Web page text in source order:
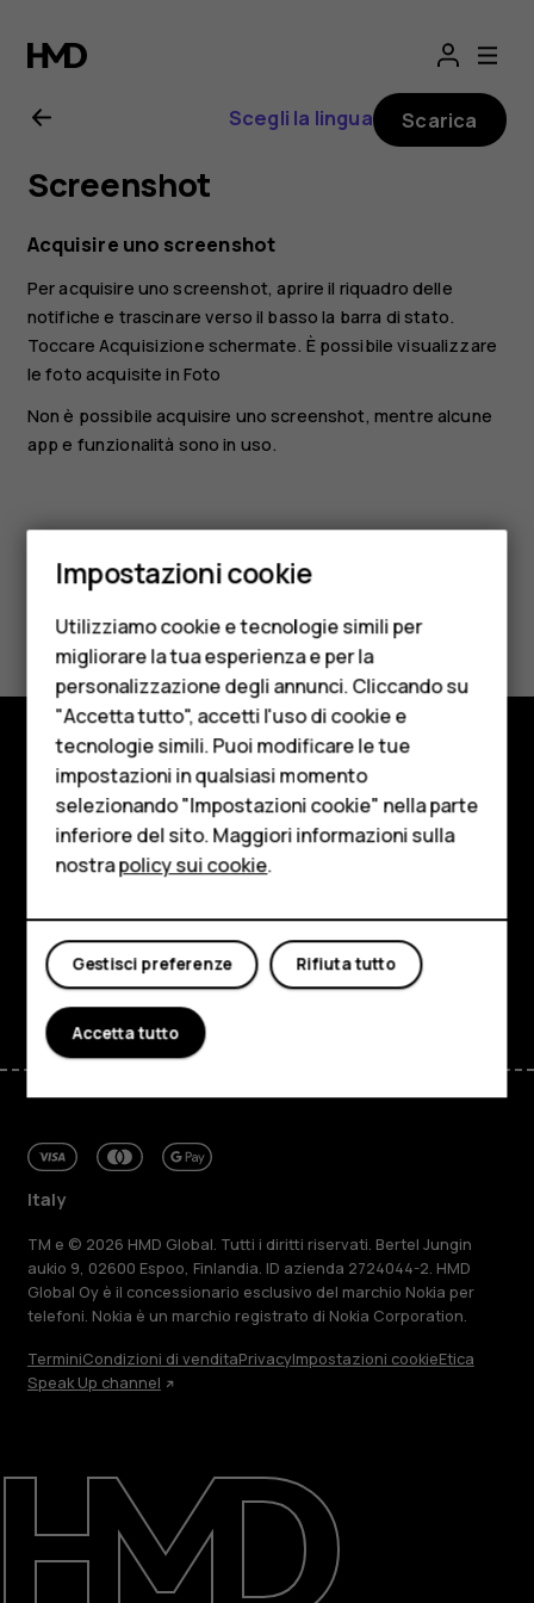
Manuale
d’uso
del
Nokia
8.1
Smartphone
Cellulari
Telefoni per anziani
Accessori
HMD Terra M
Per le imprese
Tablet
Negozio
Il mio account
Ripara, riutilizza, ricicla
Sostenibilità
Assistenza
Scegli la lingua Scarica
Screenshot
Acquisire uno screenshot
Per acquisire uno screenshot, aprire il riquadro delle
notifiche e trascinare verso il basso la barra di stato.
ToccareAcquisizione schermate. È possibile visualizzare
le foto acquisite in Foto
Non è possibile acquisire uno screenshot, mentre alcune
app e funzionalità sono in uso.
Ti è stato d'aiuto?
Sì No
Negozio
Informazioni su
Planet and people
FacebookInstagram
TiktokYoutubeLinkedinDiscord
Italy
TM e © 2026 HMD Global. Tutti i diritti riservati. Bertel Jungin
aukio 9, 02600 Espoo, Finlandia. ID azienda 2724044-2. HMD
Global Oy è il concessionario esclusivo del marchio Nokia per
telefoni. Nokia è un marchio registrato di Nokia Corporation.
TerminiCondizioni di venditaPrivacyImpostazioni cookieEtica
Speak Up channel
Impostazioni cookie
Utilizziamo cookie e tecnologie simili per
migliorare la tua esperienza e per la
personalizzazione degli annunci. Cliccando su
"Accetta tutto", accetti l'uso di cookie e
tecnologie simili. Puoi modificare le tue
impostazioni in qualsiasi momento
selezionando "Impostazioni cookie" nella parte
inferiore del sito. Maggiori informazioni sulla
nostrapolicy sui cookie.
Rifiuta tutto
Gestisci preferenze
Accetta tutto